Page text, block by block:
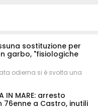
sostituzione per
garbo, "fisiologiche
odierna si è svolta una
IN MARE: arresto
a Castro, inutili